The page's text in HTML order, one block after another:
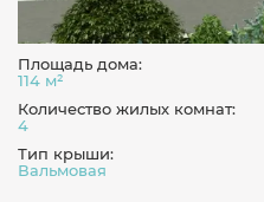
Площадь дома:
114 м²
Количество жилых комнат:
4
Тип крыши:
Вальмовая